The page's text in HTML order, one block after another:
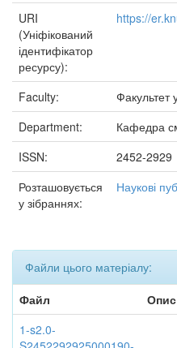
URI
(Уніфікований
ідентифікатор
ресурсу):
https://
Faculty:
Факультет
Department:
Кафедра
ISSN:
2452-2929
Розташовується
у зібраннях:
Наукові
Файли цього матеріалу:
Файл
Опис
1-s2.0-